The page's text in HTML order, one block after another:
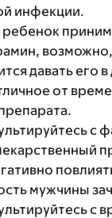
инфекции.
ребенок
давать его в
от
с
мужчины
с